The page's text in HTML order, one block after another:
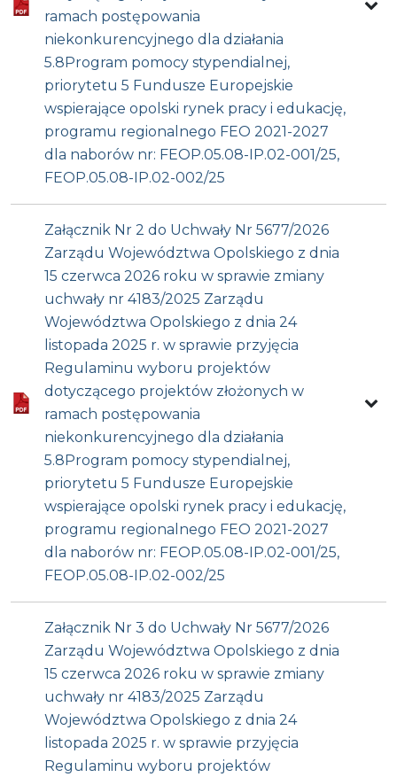
ramach postępowania
niekonkurencyjnego dla działania
5.8Program pomocy stypendialnej,
priorytetu 5 Fundusze Europejskie
wspierające opolski rynek pracy i edukację,
programu regionalnego FEO 2021-2027
dla naborów nr: FEOP.05.08-IP.02-001/25,
FEOP.05.08-IP.02-002/25
Załącznik Nr 2 do Uchwały Nr 5677/2026
Zarządu Województwa Opolskiego z dnia
15 czerwca 2026 roku w sprawie zmiany
uchwały nr 4183/2025 Zarządu
Województwa Opolskiego z dnia 24
listopada 2025 r. w sprawie przyjęcia
Regulaminu wyboru projektów
dotyczącego projektów złożonych w
ramach postępowania
niekonkurencyjnego dla działania
5.8Program pomocy stypendialnej,
priorytetu 5 Fundusze Europejskie
wspierające opolski rynek pracy i edukację,
programu regionalnego FEO 2021-2027
dla naborów nr: FEOP.05.08-IP.02-001/25,
FEOP.05.08-IP.02-002/25
Załącznik Nr 3 do Uchwały Nr 5677/2026
Zarządu Województwa Opolskiego z dnia
15 czerwca 2026 roku w sprawie zmiany
uchwały nr 4183/2025 Zarządu
Województwa Opolskiego z dnia 24
listopada 2025 r. w sprawie przyjęcia
Regulaminu wyboru projektów